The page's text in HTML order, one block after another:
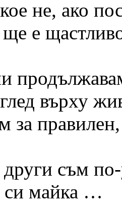
не, ако
е
върху
за
съм
си майка …